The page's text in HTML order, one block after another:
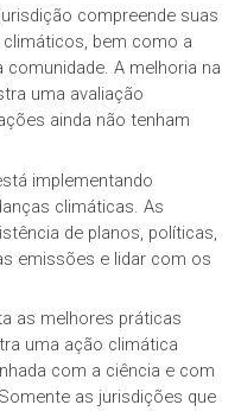
compreende suas
bem como a
A melhoria na
uma avaliação
ainda não tenham
implementando
climáticas. As
de planos, políticas,
emissões e lidar com os
as melhores práticas
uma ação climática
com a ciência e com
as jurisdições que